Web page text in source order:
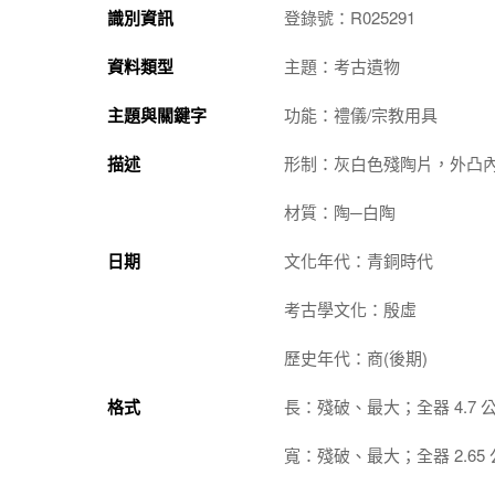
識別資訊 登錄號：R025291
資料類型 主題：考古遺物
主題與關鍵字 功能：禮儀/宗教用具
描述 形制：灰白色殘陶片，外凸
材質：陶─白陶
日期 文化年代：青銅時代
考古學文化：殷虛
歷史年代：商(後期)
格式 長：殘破、最大；全器 4.7
寬：殘破、最大；全器 2.65